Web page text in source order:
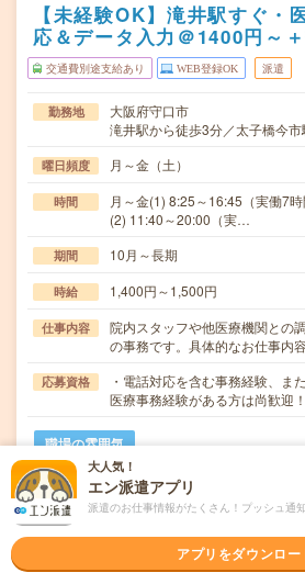
【未経験OK】滝井駅すぐ・
応＆データ入力＠1400円～
交通費別途支給あり WEB登録OK 派遣
勤務地
大阪府守口市
滝井駅から徒歩3分／太子橋今
曜日頻度 月～金（土）
時間
月～金(1) 8:25～16:45（実働7
(2) 11:40～20:00（実…
期間 10月～長期
時給 1,400円～1,500円
仕事内容
院内スタッフや他医療機関との
の事務です。具体的なお仕事内
応募資格
・電話対応を含む事務経験、ま
医療事務経験がある方は尚歓迎！
職場の雰囲気
年齢層
20代
30代 40代
女性
大人気！
エン派遣アプリ
派遣のお仕事情報がたくさん！プッシュ通
アプリをダウンロー